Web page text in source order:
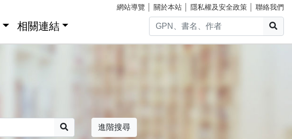
網站導覽 關於本站 隱私權及安全政策 聯絡我們
相關連結
進階搜尋